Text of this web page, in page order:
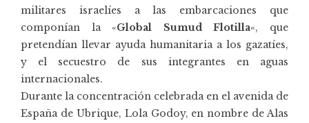
militares israelíes a las embarcaciones que
componían la «Global Sumud Flotilla«, que
pretendían llevar ayuda humanitaria a los gazatíes,
y el secuestro de sus integrantes en aguas
internacionales.
Durante la concentración celebrada en el avenida de
España de Ubrique, Lola Godoy, en nombre de Alas